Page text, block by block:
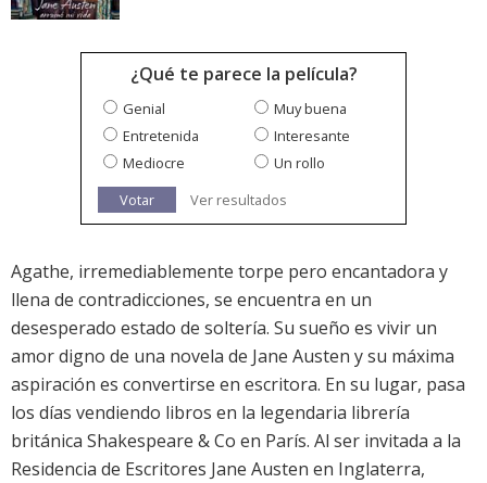
¿Qué te parece la película?
Genial
Muy buena
Entretenida
Interesante
Mediocre
Un rollo
Votar
Ver resultados
Agathe, irremediablemente torpe pero encantadora y
llena de contradicciones, se encuentra en un
desesperado estado de soltería. Su sueño es vivir un
amor digno de una novela de Jane Austen y su máxima
aspiración es convertirse en escritora. En su lugar, pasa
los días vendiendo libros en la legendaria librería
británica Shakespeare & Co en París. Al ser invitada a la
Residencia de Escritores Jane Austen en Inglaterra,